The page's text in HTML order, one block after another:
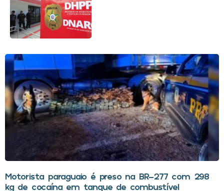
Motorista paraguaio é preso na BR-277 com 298
kg de cocaína em tanque de combustível